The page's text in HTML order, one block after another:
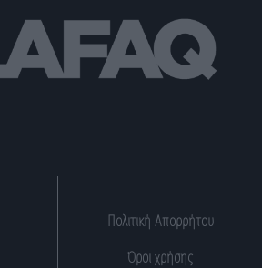
Πολιτική Απορρήτου
Όροι χρήσης